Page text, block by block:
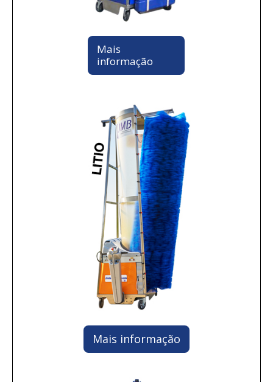
Mais
informação
Mais informação